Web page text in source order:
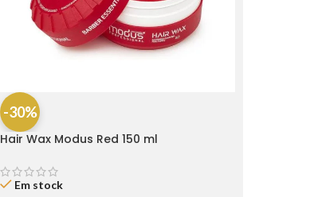
-30%
Hair Wax Modus Red 150 ml
Em stock